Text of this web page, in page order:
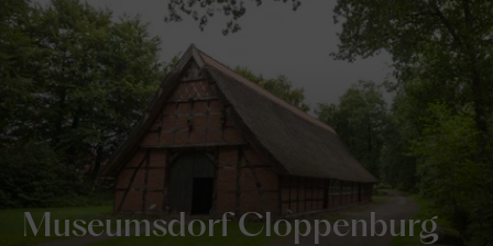
Museumsdorf Cloppenburg